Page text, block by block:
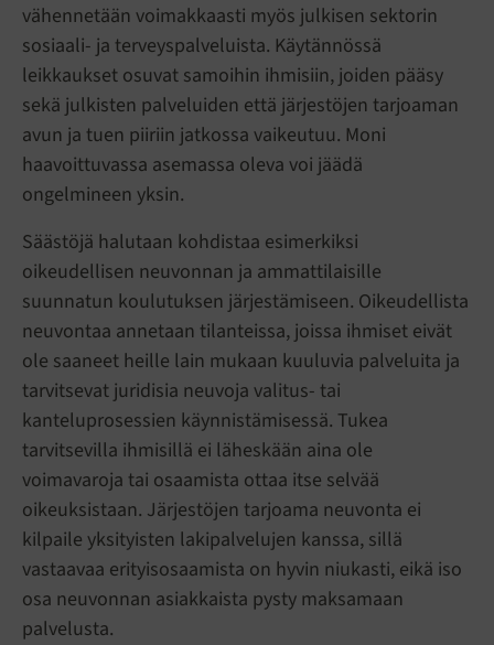
vähennetään voimakkaasti myös julkisen sektorin
sosiaali- ja terveyspalveluista. Käytännössä
leikkaukset osuvat samoihin ihmisiin, joiden pääsy
sekä julkisten palveluiden että järjestöjen tarjoaman
avun ja tuen piiriin jatkossa vaikeutuu. Moni
haavoittuvassa asemassa oleva voi jäädä
ongelmineen yksin.
Säästöjä halutaan kohdistaa esimerkiksi
oikeudellisen neuvonnan ja ammattilaisille
suunnatun koulutuksen järjestämiseen. Oikeudellista
neuvontaa annetaan tilanteissa, joissa ihmiset eivät
ole saaneet heille lain mukaan kuuluvia palveluita ja
tarvitsevat juridisia neuvoja valitus- tai
kanteluprosessien käynnistämisessä. Tukea
tarvitsevilla ihmisillä ei läheskään aina ole
voimavaroja tai osaamista ottaa itse selvää
oikeuksistaan. Järjestöjen tarjoama neuvonta ei
kilpaile yksityisten lakipalvelujen kanssa, sillä
vastaavaa erityisosaamista on hyvin niukasti, eikä iso
osa neuvonnan asiakkaista pysty maksamaan
palvelusta.